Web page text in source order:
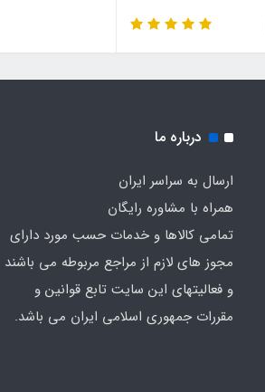
درباره ما
ارسال به سراسر ایران
همراه با مشاوره رایگان
تمامی کالاها و خدمات حسب مورد دارای
مجوز های لازم از مراجع مربوطه می باشند
و فعالیتهای این سایت تابع قوانین و
مقررات جمهوری اسلامی ایران می باشد.